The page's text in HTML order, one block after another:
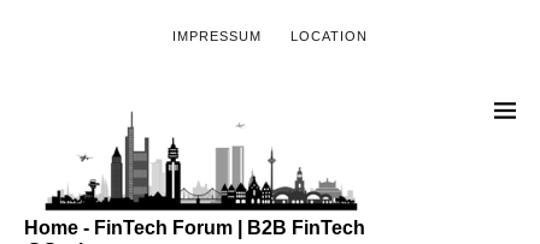
IMPRESSUM LOCATION
Home - FinTech Forum | B2B FinTech